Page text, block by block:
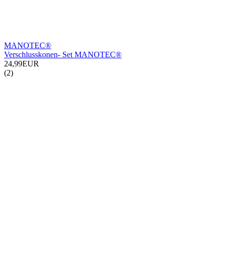
MANOTEC®
Verschlusskonen- Set MANOTEC®
24,99EUR
(2)